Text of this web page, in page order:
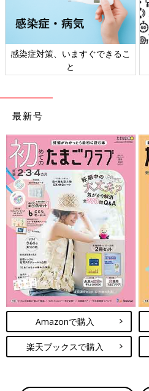
羊水検査までの４日間は、障がい
恐怖感や、どんな子でも産み育て
ら堕ろしてしまいたいという気持
嫌悪で泣き続けたという文美さん。
でも、現実を受け止めようと再び
「私も夫も“染色体異常＝ダウン症
けて、検索していたんです。
ダウン症のお子さんを持つ親御さ
育てしていることを知って。その
があっても育てていこう”という気
でも、否定的な気持ちにすぐに変
た」（文美さん）
「この子、生きられるの？
涙が
2014年10月14日。１泊２日の羊
で病院に向かいます。
「夫は６歳下で少し頼りないとこ
の考えを尊重してくれていたんで
ことで、心の奥底にあった想いが
って…。後になって、謝りの連絡
感染症対策、いますぐできるこ
と
最新号
Amazonで購入
楽天ブックスで購入